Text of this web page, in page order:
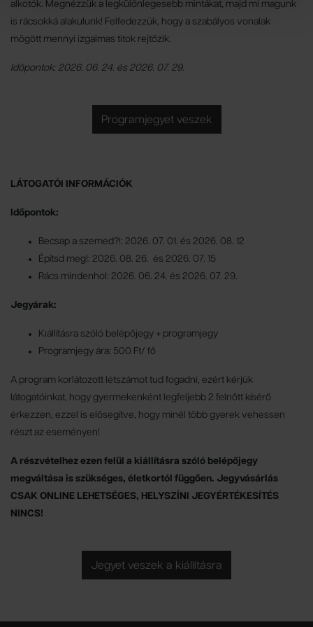
alkotók. Megnézzük a legkülönlegesebb mintákat, majd mi magunk
is rácsokká alakulunk! Felfedezzük, hogy a szabályos vonalak
mögött mennyi izgalmas titok rejtőzik.
Időpontok: 2026. 06. 24. és 2026. 07. 29.
Programjegyet veszek
LÁTOGATÓI INFORMÁCIÓK
Időpontok:
Becsap a szemed?!: 2026. 07. 01. és 2026. 08. 12
Építsd meg!: 2026. 08. 26. és 2026. 07. 15
Rács mindenhol: 2026. 06. 24. és 2026. 07. 29.
Jegyárak:
Kiállításra szóló belépőjegy + programjegy
Programjegy ára: 500 Ft/ fő
A program korlátozott létszámot tud fogadni, ezért kérjük
látogatóinkat, hogy gyermekenként legfeljebb 2 felnőtt kísérő
érkezzen, ezzel is elősegítve, hogy minél több gyerek vehessen
részt az eseményen!
A részvételhez ezen felül a kiállításra szóló belépőjegy
megváltása is szükséges, életkortól függően. Jegyvásárlás
CSAK ONLINE LEHETSÉGES, HELYSZÍNI JEGYÉRTÉKESÍTÉS
NINCS!
Jegyet veszek a kiállításra